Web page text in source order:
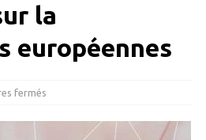
la
européennes
fermés